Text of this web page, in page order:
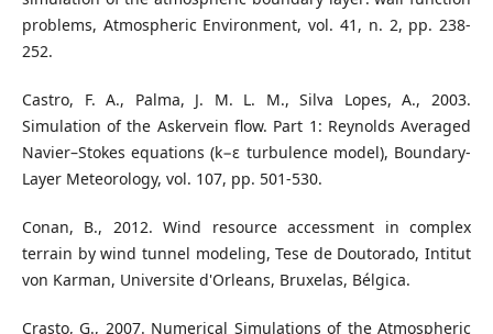
problems, Atmospheric Environment, vol. 41, n. 2, pp. 238-
252.
Castro, F. A., Palma, J. M. L. M., Silva Lopes, A., 2003.
Simulation of the Askervein flow. Part 1: Reynolds Averaged
Navier–Stokes equations (k−ε turbulence model), Boundary-
Layer Meteorology, vol. 107, pp. 501-530.
Conan, B., 2012. Wind resource accessment in complex
terrain by wind tunnel modeling, Tese de Doutorado, Intitut
von Karman, Universite d'Orleans, Bruxelas, Bélgica.
Crasto, G., 2007. Numerical Simulations of the Atmospheric